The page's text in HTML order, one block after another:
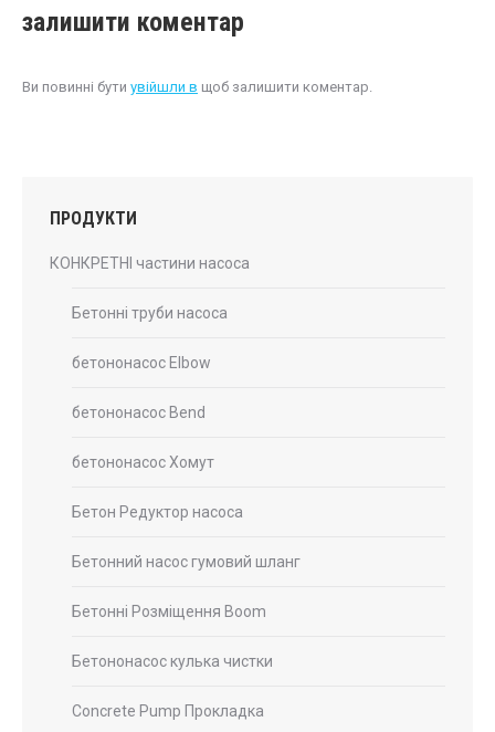
залишити коментар
Ви повинні бути увійшли в щоб залишити коментар.
ПРОДУКТИ
КОНКРЕТНІ частини насоса
Бетонні труби насоса
бетононасос Elbow
бетононасос Bend
бетононасос Хомут
Бетон Редуктор насоса
Бетонний насос гумовий шланг
Бетонні Розміщення Boom
Бетононасос кулька чистки
Concrete Pump Прокладка